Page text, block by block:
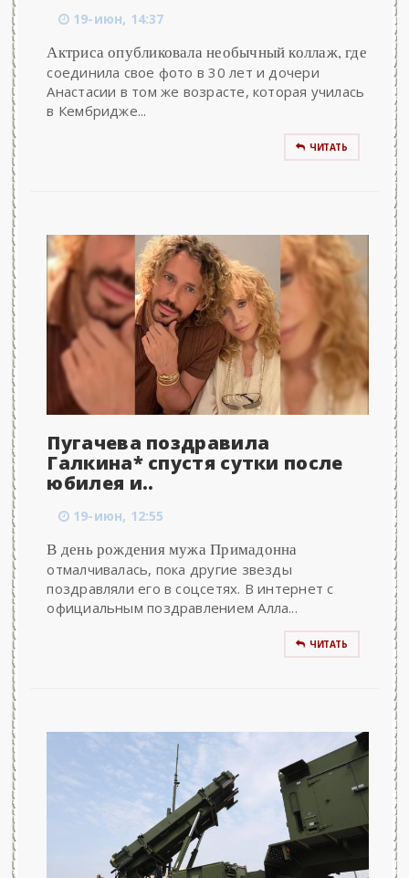
19-июн, 14:37
Актриса опубликовала необычный коллаж, где
соединила свое фото в 30 лет и дочери
Анастасии в том же возрасте, которая училась
в Кембридже...
ЧИТАТЬ
Пугачева поздравила
Галкина* спустя сутки после
юбилея и..
19-июн, 12:55
В день рождения мужа Примадонна
отмалчивалась, пока другие звезды
поздравляли его в соцсетях. В интернет с
официальным поздравлением Алла...
ЧИТАТЬ